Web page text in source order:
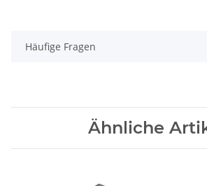
Häufige Fragen
Ähnliche